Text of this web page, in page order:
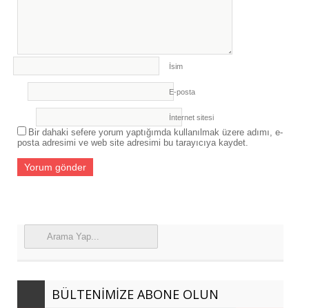
İsim
E-posta
İnternet sitesi
Bir dahaki sefere yorum yaptığımda kullanılmak üzere adımı, e-
posta adresimi ve web site adresimi bu tarayıcıya kaydet.
BÜLTENIMIZE ABONE OLUN